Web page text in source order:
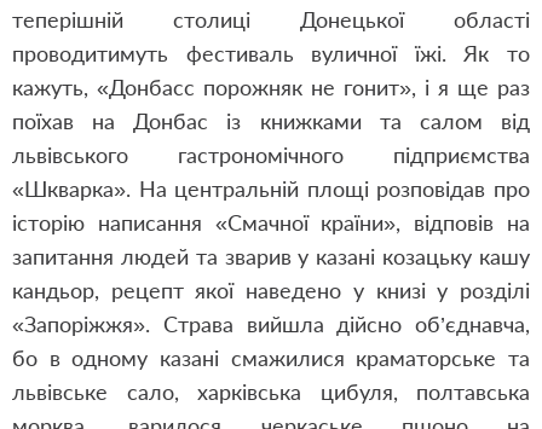
теперішній столиці Донецької області
проводитимуть фестиваль вуличної їжі. Як то
кажуть, «Донбасс порожняк не гонит», і я ще раз
поїхав на Донбас із книжками та салом від
львівського гастрономічного підприємства
«Шкварка». На центральній площі розповідав про
історію написання «Смачної країни», відповів на
запитання людей та зварив у казані козацьку кашу
кандьор, рецепт якої наведено у книзі у розділі
«Запоріжжя». Страва вийшла дійсно об’єднавча,
бо в одному казані смажилися краматорське та
львівське сало, харківська цибуля, полтавська